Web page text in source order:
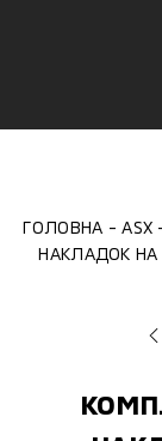
ГОЛОВНА ASX
НАКЛАДОК НА